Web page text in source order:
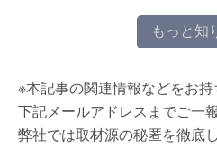
もっと知
※本記事の関連情報などをお
下記メールアドレスまでご一
弊社では取材源の秘匿を徹底